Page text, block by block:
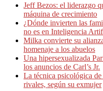
Jeff Bezos: el liderazgo
máquina de crecimiento
¿Dónde invierten las
no es en Inteligencia
Milka convierte su
homenaje a los abuelos
Una hipersexualizada
los anuncios de Carl’s Jr.
La técnica psicológica
rivales, según su exmujer